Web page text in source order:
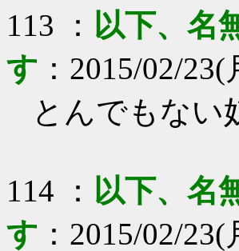
113 ： 以下、名
す ： 2015/02/23(
とんでもない
114 ： 以下、名
す ： 2015/02/23(